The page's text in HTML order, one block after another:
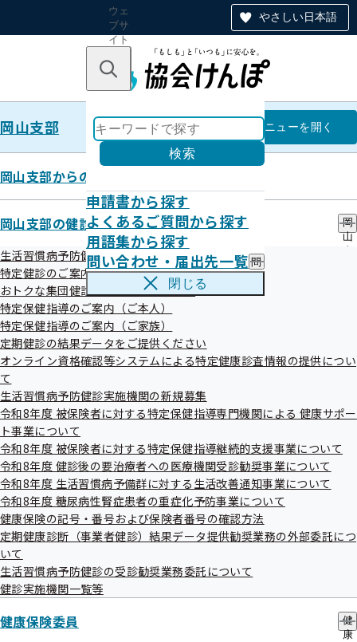
やさしい日本語
ウェ
ブサ
イト
のナ
ン
キーワードで探す
検索
申請書から探す
よくあるご質問から探す
用語集から探す
問い合わせ・届出先一覧 問
い
出
の
ブ
メ
ニ
ュ
ー
閉じる
岡山支部 岡山支部
メニューを開く
岡山支部からのお知らせ
岡山支部の健診・保健指導のご案内
岡
山
指
ご
案
の
ー
生活習慣病予防健診のご案内（ご本人）
特定健診のご案内（ご家族）
おトクな集団健診のご案内（ご家族）
特定保健指導のご案内（ご本人）
特定保健指導のご案内（ご家族）
定期健診の結果データをご提供ください
オンライン資格確認等システムによる特定健康診査情報の提供につい
て
生活習慣病予防健診実施機関の新規募集
令和8年度 被保険者に対する特定保健指導専門機関による 健康サポー
ト事業について
令和8年度 被保険者に対する特定保健指導継続的支援事業について
令和8年度 健診後の要治療者への医療機関受診勧奨事業について
令和8年度 生活習慣病予備群に対する生活改善通知事業について
令和8年度 糖尿病性腎症患者の重症化予防事業について
健康保険の記号・番号および保険者番号の確認方法
定期健康診断（事業者健診）結果データ提供勧奨業務の外部委託につ
いて
生活習慣病予防健診の受診勧奨業務委託について
健診実施機関一覧等
健康保険委員
健
康
今月の健康ワンポイント
【令和8年8月】夏こそ大事！「よい睡眠」の
すすめ
【令和8年6月】梅雨におすすめ！ おうちエク
ササイズでこころもからだもスッキリと！
【令和8年4月】ぽっこりおなかを撃退！～加
齢に負けないからだづくり～
【令和8年2月】発酵食品パワーで免疫力アッ
プ！
【令和7年12月】年末年始 美味しく楽しく、
胃にやさしく！